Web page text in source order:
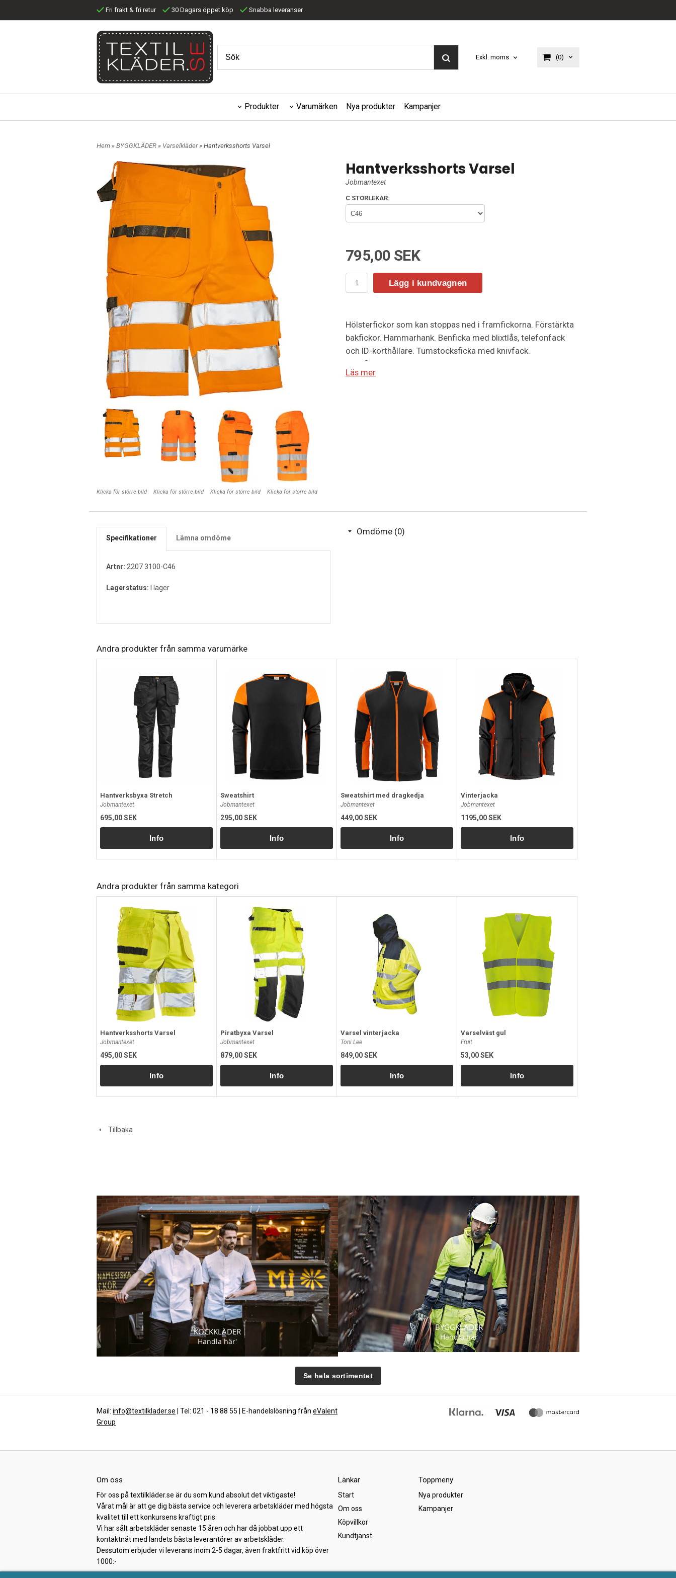
Fri frakt & fri retur 30 Dagars öppet köp Snabba leveranser
Exkl. moms (0)
Produkter Varumärken Nya produkter Kampanjer
Hem » BYGGKLÄDER » Varselkläder» Hantverksshorts Varsel
Klicka för större bild Klicka för större bild Klicka för större bild Klicka för större bild
Hantverksshorts Varsel
Jobmantexet
C STORLEKAR:
795,00 SEK
Lägg i kundvagnen
Hölsterfickor som kan stoppas ned i framfickorna. Förstärkta
bakfickor. Hammarhank. Benficka med blixtlås, telefonfack
och ID-korthållare. Tumstocksficka med knivfack.
Certifierad i varselklass 2 enligt EN ISO 20471.
Läs mer
Specifikationer Lämna omdöme
Artnr: 2207 3100-C46
Lagerstatus: I lager
Omdöme (0)
Andra produkter från samma varumärke
Hantverksbyxa Stretch
Jobmantexet
695,00 SEK
Sweatshirt
Jobmantexet
295,00 SEK
Sweatshirt med dragkedja
Jobmantexet
449,00 SEK
Vinterjacka
Jobmantexet
1195,00 SEK
Andra produkter från samma kategori
Hantverksshorts Varsel
Jobmantexet
495,00 SEK
Piratbyxa Varsel
Jobmantexet
879,00 SEK
Varsel vinterjacka
Toni Lee
849,00 SEK
Varselväst gul
Fruit
53,00 SEK
Tillbaka
KOCKKLÄDER
Handla här'
BYGGKLÄDER
Handla här
Se hela sortimentet
Mail: info@textilklader.se | Tel: 021 - 18 88 55 | E-handelslösning från eValent
Group
Om oss
För oss på textilkläder.se är du som kund absolut det viktigaste!
Vårat mål är att ge dig bästa service och leverera arbetskläder med högsta
kvalitet till ett konkursens kraftigt pris.
Vi har sålt arbetskläder senaste 15 åren och har då jobbat upp ett
kontaktnät med landets bästa leverantörer av arbetskläder.
Dessutom erbjuder vi leverans inom 2-5 dagar, även fraktfritt vid köp över
1000:-
Länkar
Start
Om oss
Köpvillkor
Kundtjänst
Toppmeny
Nya produkter
Kampanjer